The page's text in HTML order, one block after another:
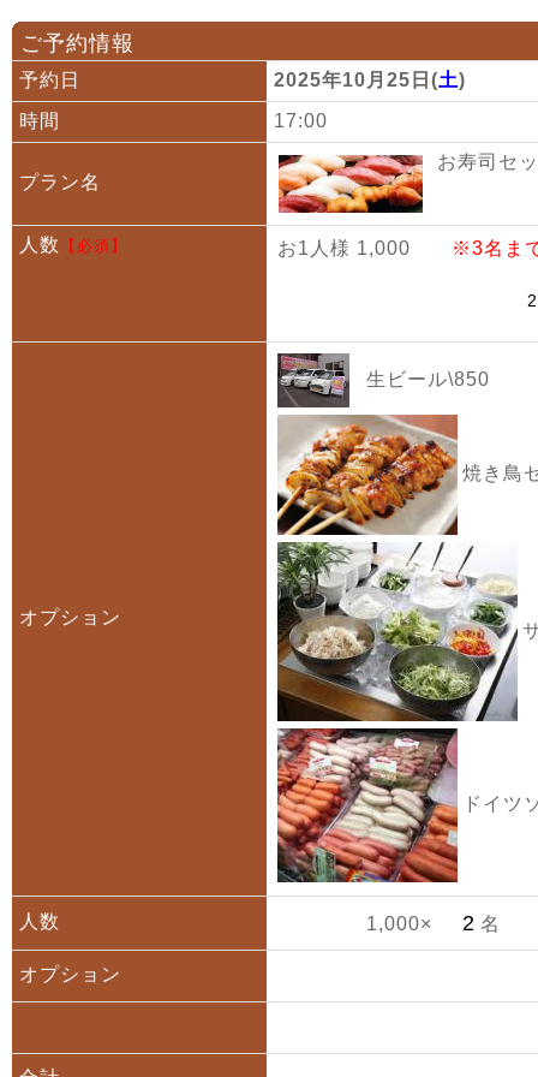
ご予約情報
予約日 2025年10月25日(土)
時間
17:00
プラン名
お寿司セ
人数 【必須】 お1人様 1,000 ※3名ま
オプション
生ビール\850
焼き鳥
ドイツ
人数 1,000× 名
オプション